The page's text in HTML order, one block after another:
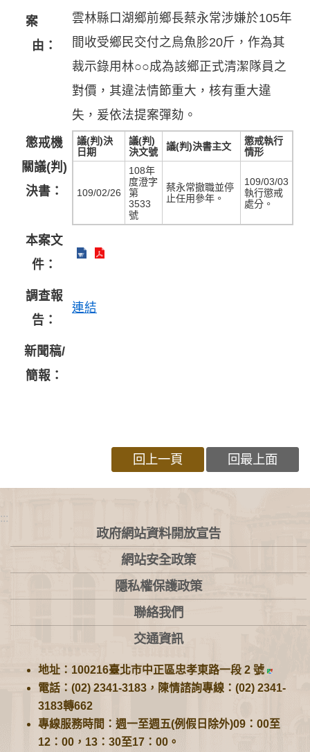
案
由：
雲林縣口湖鄉前鄉長蔡永常涉嫌於105年
間收受鄉民交付之烏魚胗20斤，作為其
裁示錄用林○○成為該鄉正式清潔隊員之
對價，其違法情節重大，核有重大違
失，爰依法提案彈劾。
懲戒機
關議(判)
決書：
議(判)決
日期
議(判)
決文號
議(判)決書主文
懲戒執行
情形
109/02/26
108年
度澄字
第
3533
號
蔡永常撤職並停
止任用參年。
109/03/03
執行懲戒
處分。
本案文
件：
調查報
告：
連結
新聞稿/
簡報：
回上一頁 回最上面
:::
政府網站資料開放宣告
網站安全政策
隱私權保護政策
聯絡我們
交通資訊
地址：100216臺北市中正區忠孝東路一段 2 號
電話：(02) 2341-3183，陳情諮詢專線：(02) 2341-
3183轉662
專線服務時間：週一至週五(例假日除外)09：00至
12：00，13：30至17：00。